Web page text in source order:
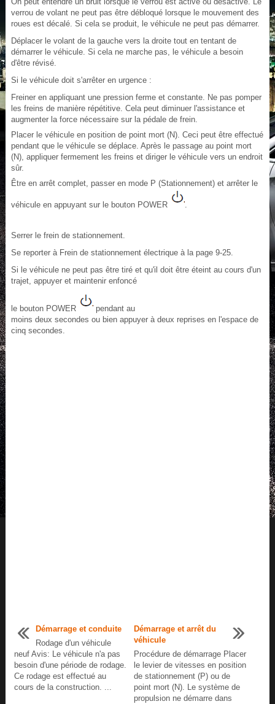
verrou de volant ne peut pas être débloqué lorsque le mouvement des
roues est décalé. Si cela se produit, le véhicule ne peut pas démarrer.
Déplacer le volant de la gauche vers la droite tout en tentant de
démarrer le véhicule. Si cela ne marche pas, le véhicule a besoin
d'être révisé.
Si le véhicule doit s'arrêter en urgence :
Freiner en appliquant une pression ferme et constante. Ne pas pomper
les freins de manière répétitive. Cela peut diminuer l'assistance et
augmenter la force nécessaire sur la pédale de frein.
Placer le véhicule en position de point mort (N). Ceci peut être effectué
pendant que le véhicule se déplace. Après le passage au point mort
(N), appliquer fermement les freins et diriger le véhicule vers un endroit
sûr.
Être en arrêt complet, passer en mode P (Stationnement) et arrêter le
véhicule en appuyant sur le bouton POWER .
Serrer le frein de stationnement.
Se reporter à Frein de stationnement électrique à la page 9‑25.
Si le véhicule ne peut pas être tiré et qu'il doit être éteint au cours d'un
trajet, appuyer et maintenir enfoncé
le bouton POWER
pendant au
moins deux secondes ou bien appuyer à deux reprises en l'espace de
cinq secondes.
Démarrage et conduite
Rodage d'un véhicule
neuf Avis: Le véhicule n'a pas
besoin d'une période de rodage.
Ce rodage est effectué au
cours de la construction. ...
Démarrage et arrêt du
véhicule
Procédure de démarrage Placer
le levier de vitesses en position
de stationnement (P) ou de
point mort (N). Le système de
propulsion ne démarre dans